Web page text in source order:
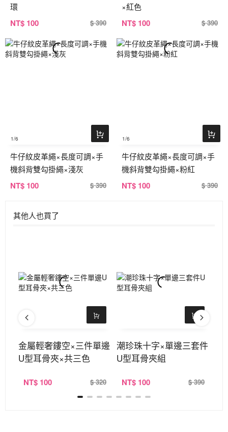
環
NT$ 100 $ 390
×紅色
NT$ 100 $ 390
1/6
牛仔紋皮革繩×長度可調×手
機斜背雙勾掛繩×淺灰
NT$ 100 $ 390
1/6
牛仔紋皮革繩×長度可調×手
機斜背雙勾掛繩×粉紅
NT$ 100 $ 390
其他人也買了
金屬輕奢鏤空×三件單邊
U型耳骨夾×共三色
NT$ 100 $ 320
潮珍珠十字×單邊三套件
U型耳骨夾組
NT$ 100 $ 390